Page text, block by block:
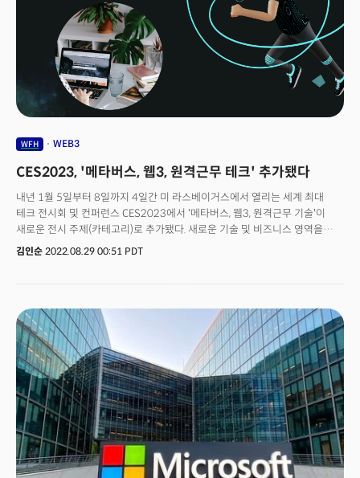
하이브리드 근무형태로 전환했다고 해도 끝난건 아니다. 예측할 수 없는
거시경제 상황에서 강력한 비즈니스 결과를 달성하는 동시에 최고의 인재를
유치하고 직원들의 기대를 충족시키는 효율적인 업무형태를 새롭게 정립해야
하기 때문이다. 이미 하이브리드 근무를 선택한 기업에서는 직원간 소통 문제,
사무실의 역할, 출근일 지정 이슈 등 다양한 문제가 제기되고 있다.
마이크로소프트(MS)는 31개국 3만1000명을 대상으로 실시한 설문조사를
요약한 ‘2022 워크트렌드 지수’를 발표했다. 우수한 인력을 유치하는데
WFH WEB3
CES2023, '메타버스, 웹3, 원격근무 테크' 추가됐다
내년 1월 5일부터 8일까지 4일간 미 라스베이거스에서 열리는 세계 최대
테크 전시회 및 컨퍼런스 CES2023에서 '메타버스, 웹3, 원격근무 기술'이
새로운 전시 주제(카테고리)로 추가됐다. 새로운 기술 및 비즈니스 영역을
발빠르게 반영했다는 평가다. CES를 주최하는 미 소비자기술협회(CTA)는
CES2023에서는 메타버스, 웹3, 원격근무 기술(Remote Work Tech)을 새
전시 주제로 추가한다고 밝혔다. 메타버스는 올해 까지는 가상 및 증강현실
(VR/AR) 카테고리로 전시 된 바 있다. 웹3와 원격근무 기술은 CES2023에서
처음으로 등장한다. CES는 세상을 바꿀 새로운 카테고리를 매년 추가하며
진화, 발전하고 있다. 특히 메타버스는 '테크의 미래'로 꼽힌다. 메타(페이스북),
애플, 마이크로소프트 등 빅테크가 소프트웨어부터 하드웨어까지 메타버스
주도권 경쟁을 시작했기 때문. 여기에 메타버스는 '보고 경험할' 전시를 할 수
있기 때문에 '자율주행차' '드론' 등이 더이상 참관객의 이목을 집중시킬
CES의 킬러 전시가 되지 못한 상황에서 이를 대체할 수 있는 주제로 꼽힌다.
웹3가 CES에 등장한 것도 화제다. 실리콘밸리 전설의 VC 안드리센
호로위츠는 웹3에서 '넥스트 빅씽'을 찾는데 이 같은 분위기가 CES까지 옮겨
김인순 2022.08.29 00:51 PDT